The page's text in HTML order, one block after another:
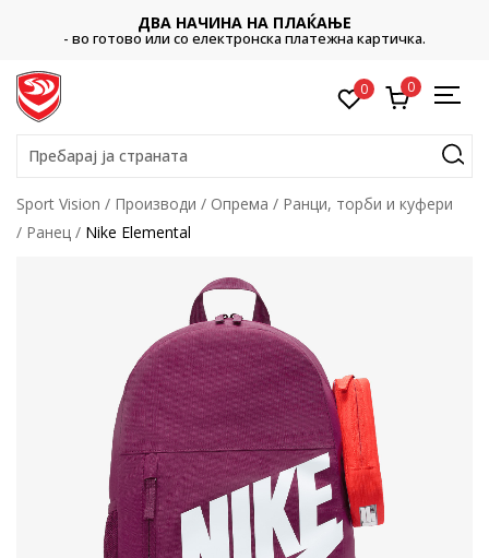
ДВА НАЧИНА НА ПЛАЌАЊЕ
- во готово или со електронска платежна картичка.
0 0
Пребарај ја страната
Sport Vision Производи Опрема
Ранци, торби и куфери
Ранец
Nike Elemental